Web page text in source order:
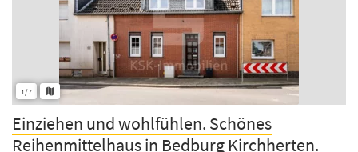
1/7
Einziehen und wohlfühlen. Schönes
Reihenmittelhaus in Bedburg Kirchherten.